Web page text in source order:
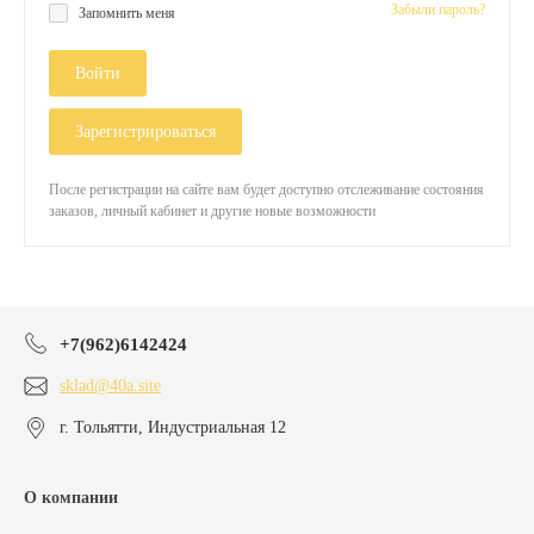
Запомнить меня Забыли пароль?
Войти
Зарегистрироваться
После регистрации на сайте вам будет доступно отслеживание состояния
заказов, личный кабинет и другие новые возможности
+7(962)6142424
sklad@40a.site
г. Тольятти, Индустриальная 12
О компании